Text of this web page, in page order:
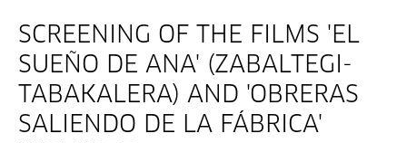
SCREENING OF THE FILMS 'EL
SUEÑO DE ANA' (ZABALTEGI-
TABAKALERA) AND 'OBRERAS
SALIENDO DE LA FÁBRICA'